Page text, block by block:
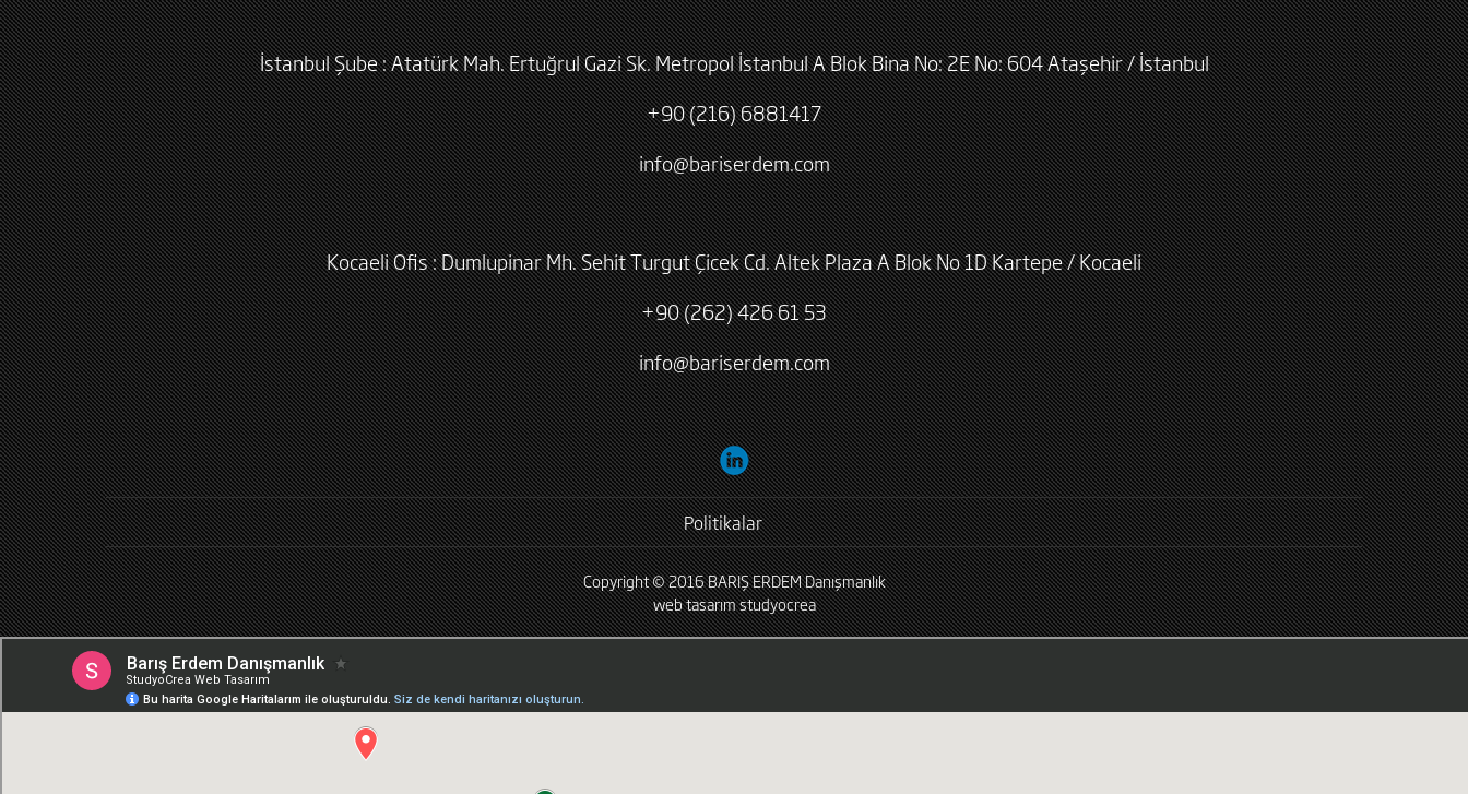
İstanbul Şube : Atatürk Mah. Ertuğrul Gazi Sk. Metropol İstanbul A Blok Bina No: 2E No: 604 Ataşehir / İstanbul
+90 (216) 6881417
info@bariserdem.com
Kocaeli Ofis : Dumlupinar Mh. Sehit Turgut Çicek Cd. Altek Plaza A Blok No 1D Kartepe / Kocaeli
+90 (262) 426 61 53
info@bariserdem.com
Politikalar
Copyright © 2016 BARIŞ ERDEM Danışmanlık
web tasarımstudyocrea